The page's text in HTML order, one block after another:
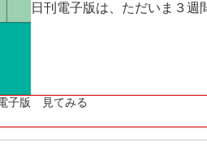
日刊電子版は、ただいま３週
子版 見てみる